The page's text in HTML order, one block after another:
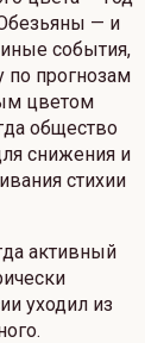
— и
иные события,
по прогнозам
цветом
общество
снижения и
стихии
активный
уходил из